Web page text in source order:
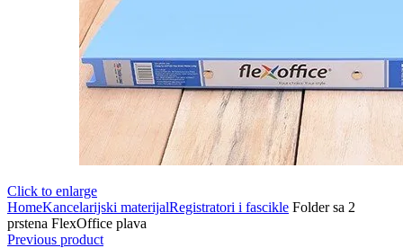
Click to enlarge
HomeKancelarijski materijalRegistratori i fascikle Folder sa 2
prstena FlexOffice plava
Previous product